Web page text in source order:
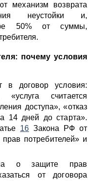
механизм возврата
неустойки и,
50% от суммы,
почему условия
в договор условия:
считается
доступа», «отказ
14 дней до старта».
16 Закона РФ от
потребителей» и
о защите прав
от договора